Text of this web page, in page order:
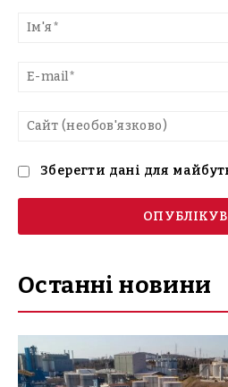
текст
Зберегти дані для
Останні новини